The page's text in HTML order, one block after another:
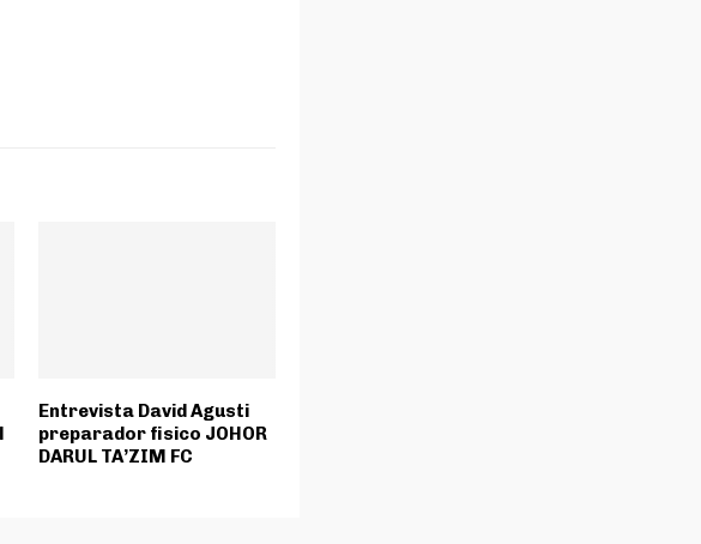
Entrevista David Agusti
preparador fisico JOHOR
DARUL TA’ZIM FC